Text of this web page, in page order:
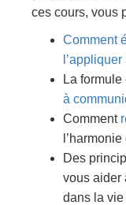
ces cours, vous
Comment
La
à
Comment
Des
vous aider
dans la vie